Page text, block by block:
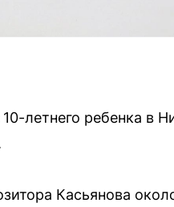
летнего ребенка в
Касьянова